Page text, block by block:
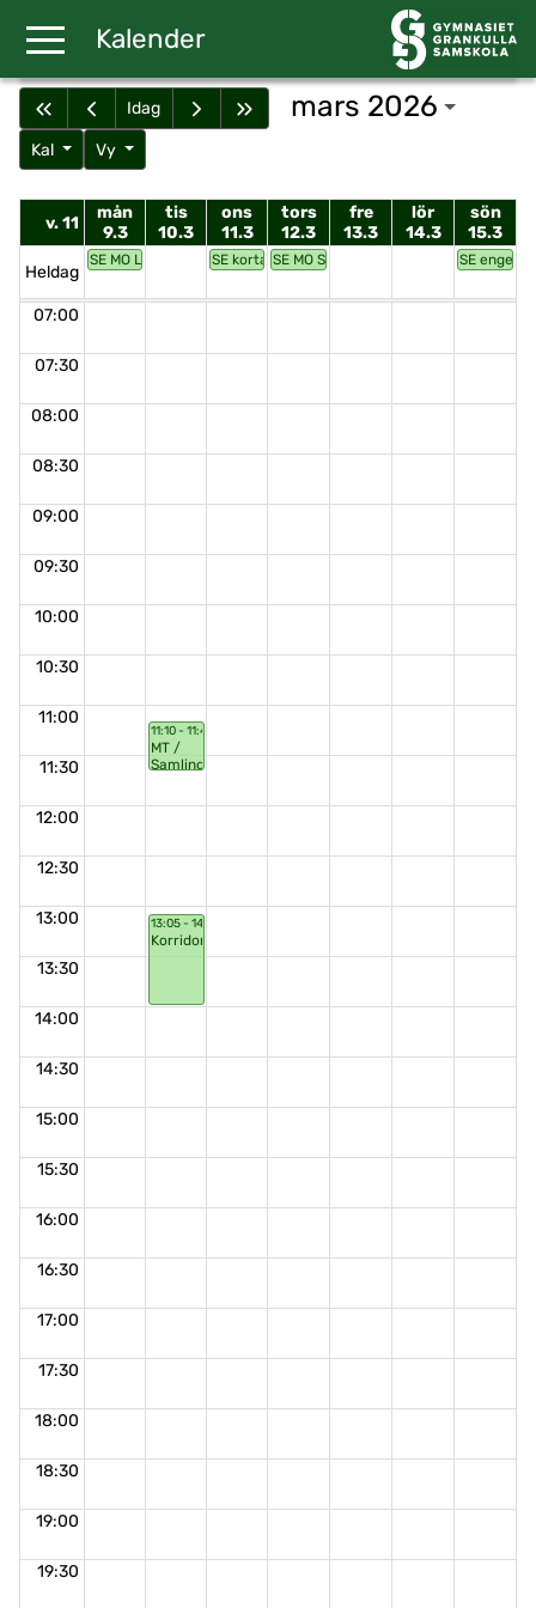
Kalender
Idag mars 2026
Kal Vy
v. 11
mån
9.3
tis
10.3
ons
11.3
tors
12.3
fre
13.3
lör
14.3
sön
15.3
Heldag
SE MO LäskompetensSE korta språkSE MO Skrivkompetens SE
07:00
07:30
08:00
08:30
09:00
09:30
10:00
10:30
11:00
11:30
12:00
12:30
13:00
13:30
14:00
14:30
15:00
15:30
16:00
16:30
17:00
17:30
18:00
18:30
19:00
19:30
11:10 - 11:40
MT /
Samling
13:05 - 14:00
Korridorsnack